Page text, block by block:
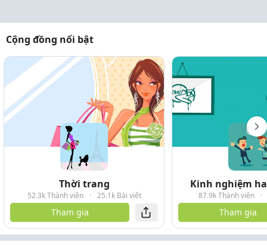
Cộng đồng nổi bật
Thời trang
52.3k Thành viên · 25.1k Bài viết
Tham gia
Kinh nghiệm
87.9k Thành viên ·
Tham gia